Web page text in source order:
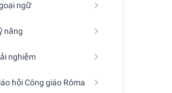
ngữ
năng
nghiệm
hội Công giáo Rôma